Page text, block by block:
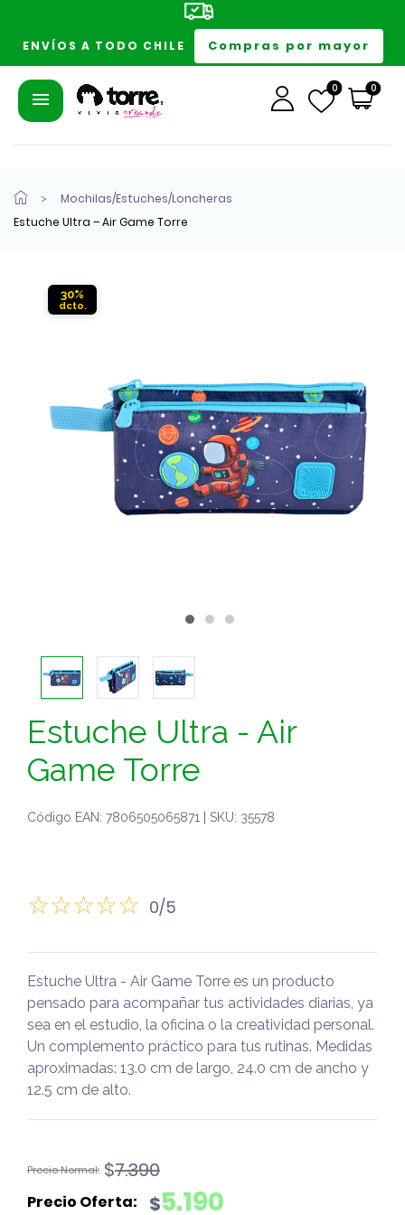
ENVÍOS A TODO CHILE Compras por mayor
0 0
Mochilas/Estuches/Loncheras
Estuche Ultra – Air Game Torre
30%
Estuche Ultra - Air
Game Torre
Código EAN: 7806505065871 | SKU: 35578
0/5
Estuche Ultra - Air Game Torre es un producto
pensado para acompañar tus actividades diarias, ya
sea en el estudio, la oficina o la creatividad personal.
Un complemento práctico para tus rutinas. Medidas
aproximadas: 13.0 cm de largo, 24.0 cm de ancho y
12.5 cm de alto.
$7.390
El
original
$5.190
El
actual